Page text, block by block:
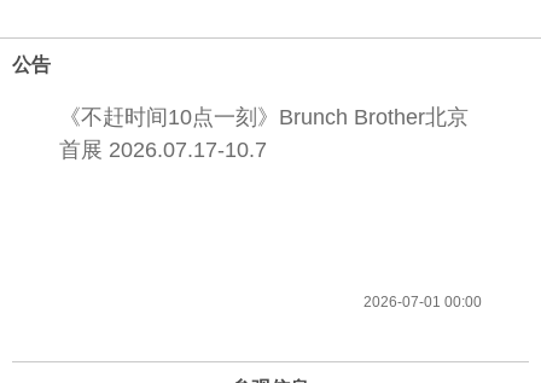
公告
《不赶时间10点一刻》Brunch Brother北京
首展 2026.07.17-10.7
2026-07-01 00:00